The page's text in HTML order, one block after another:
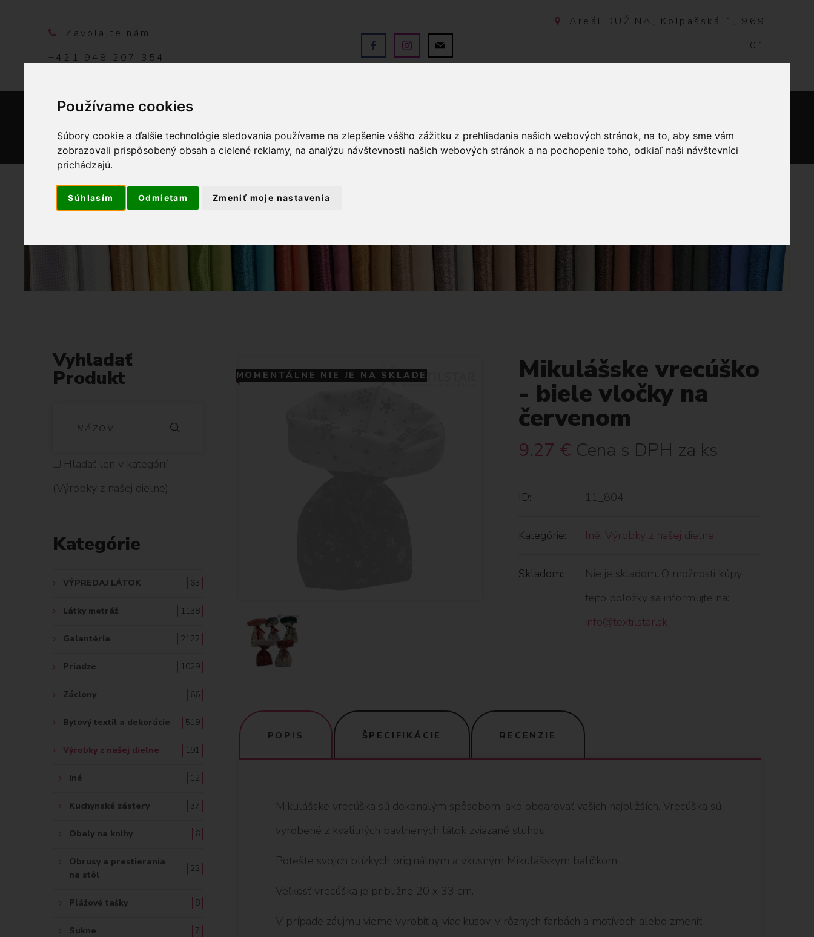
Používame cookies
Súbory cookie a ďalšie technológie sledovania používame na zlepšenie vášho zážitku z prehliadania našich webových stránok, na to, aby sme vám
zobrazovali prispôsobený obsah a cielené reklamy, na analýzu návštevnosti našich webových stránok a na pochopenie toho, odkiaľ naši návštevníci
prichádzajú.
Súhlasím Odmietam Zmeniť moje nastavenia
Zavolajte nám
+421 948 207 354
Areál DUŽINA, Kolpašská 1, 969
01
MOMENTÁLNE NIE JE NA SKLADE Mikulášske vrecúško
- biele vločky na
červenom
9.27 € Cena s DPH za ks
ID: 11_804
Kategórie: Iné, Výrobky z našej dielne
Skladom:
Nie je skladom. O možnosti kúpy
tejto položky sa informujte na:
info@textilstar.sk
POPIS ŠPECIFIKÁCIE RECENZIE
Mikulášske vrecúška sú dokonalým spôsobom, ako obdarovať vašich najbližších. Vrecúška sú
vyrobené z kvalitných bavlnených látok zviazané stuhou.
Potešte svojich blízkych originálnym a vkusným Mikulášskym balíčkom
Veľkosť vrecúška je približne 20 x 33 cm.
V prípade záujmu vieme vyrobiť aj viac kusov, v rôznych farbách a motívoch alebo zmeniť
Vyhladať
Produkt
H
L
D
Ť
:
Hladať len v kategórií
(Výrobky z našej dielne)
Kategórie
VÝPREDAJ LÁTOK 63
Látky metráž 1138
Galantéria 2122
Priadze 1029
Záclony 66
Bytový textil a dekorácie 519
Výrobky z našej dielne 191
Iné 12
Kuchynské zástery 37
Obaly na knihy 6
Obrusy a prestierania
na stôl
22
Plážové tašky 8
Sukne 7